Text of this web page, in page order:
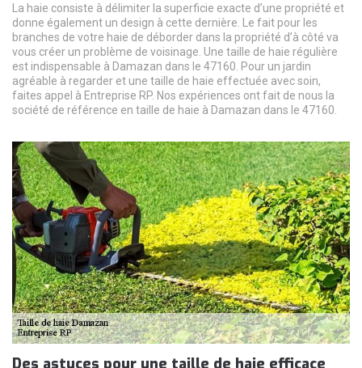
La haie consiste à délimiter la superficie exacte d’une propriété et
donne également un design à cette dernière. Le fait pour les
branches de votre haie de déborder dans la propriété d’à côté va
vous créer un problème de voisinage. Une taille de haie régulière
est indispensable à Damazan dans le 47160. Pour un jardin
agréable à regarder et une taille de haie effectuée avec soin,
faites appel à Entreprise RP. Nos expériences ont fait de nous la
société de référence en taille de haie à Damazan dans le 47160.
Des astuces pour une taille de haie efficace